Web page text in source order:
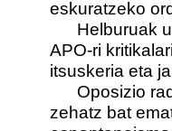
eskuratzeko
Helburuak
APO-ri
itsuskeria eta
Oposizio
zehatz bat